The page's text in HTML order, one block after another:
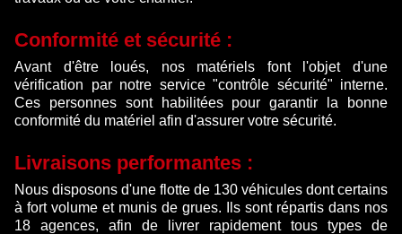
Conformité et sécurité :
Avant d'être loués, nos matériels font l'objet d'une
vérification par notre service "contrôle sécurité" interne.
Ces personnes sont habilitées pour garantir la bonne
conformité du matériel afin d'assurer votre sécurité.
Livraisons performantes :
Nous disposons d'une flotte de 130 véhicules dont certains
à fort volume et munis de grues. Ils sont répartis dans nos
18 agences, afin de livrer rapidement tous types de